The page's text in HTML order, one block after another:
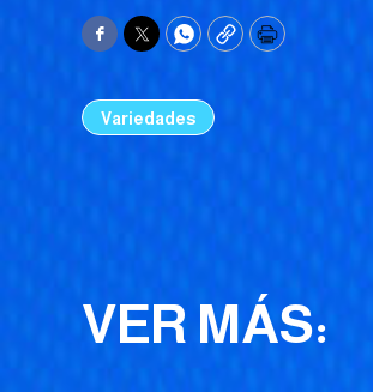
Facebook
TwitterWhatsApp
CopyPrint
Variedades
VER MÁS: